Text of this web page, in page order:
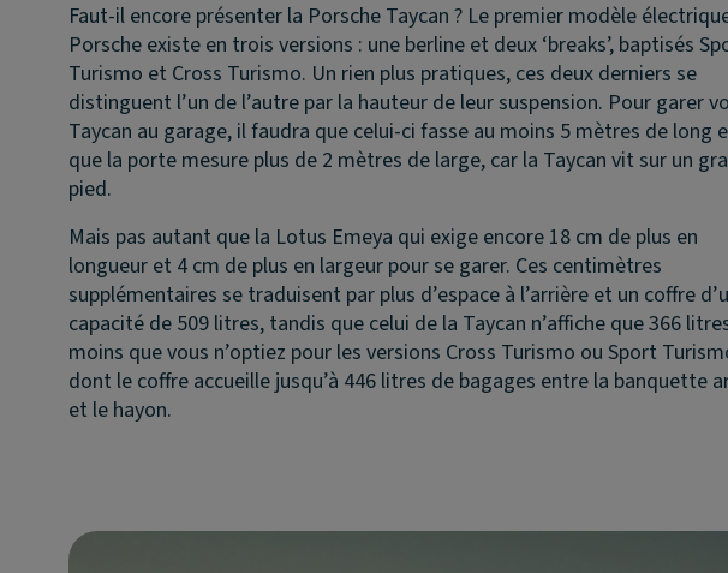
Faut-il encore présenter la Porsche Taycan ? Le premier modèle
Porsche existe en trois versions : une berline et deux ‘breaks’, baptisés
Turismo et Cross Turismo. Un rien plus pratiques, ces deux derniers se
distinguent l’un de l’autre par la hauteur de leur suspension. Pour garer
Taycan au garage, il faudra que celui-ci fasse au moins 5 mètres de long
que la porte mesure plus de 2 mètres de large, car la Taycan vit sur un
pied.
Mais pas autant que la Lotus Emeya qui exige encore 18 cm de plus en
longueur et 4 cm de plus en largeur pour se garer. Ces centimètres
supplémentaires se traduisent par plus d’espace à l’arrière et un coffre
capacité de 509 litres, tandis que celui de la Taycan n’affiche que 366
moins que vous n’optiez pour les versions Cross Turismo ou Sport
dont le coffre accueille jusqu’à 446 litres de bagages entre la banquette
et le hayon.